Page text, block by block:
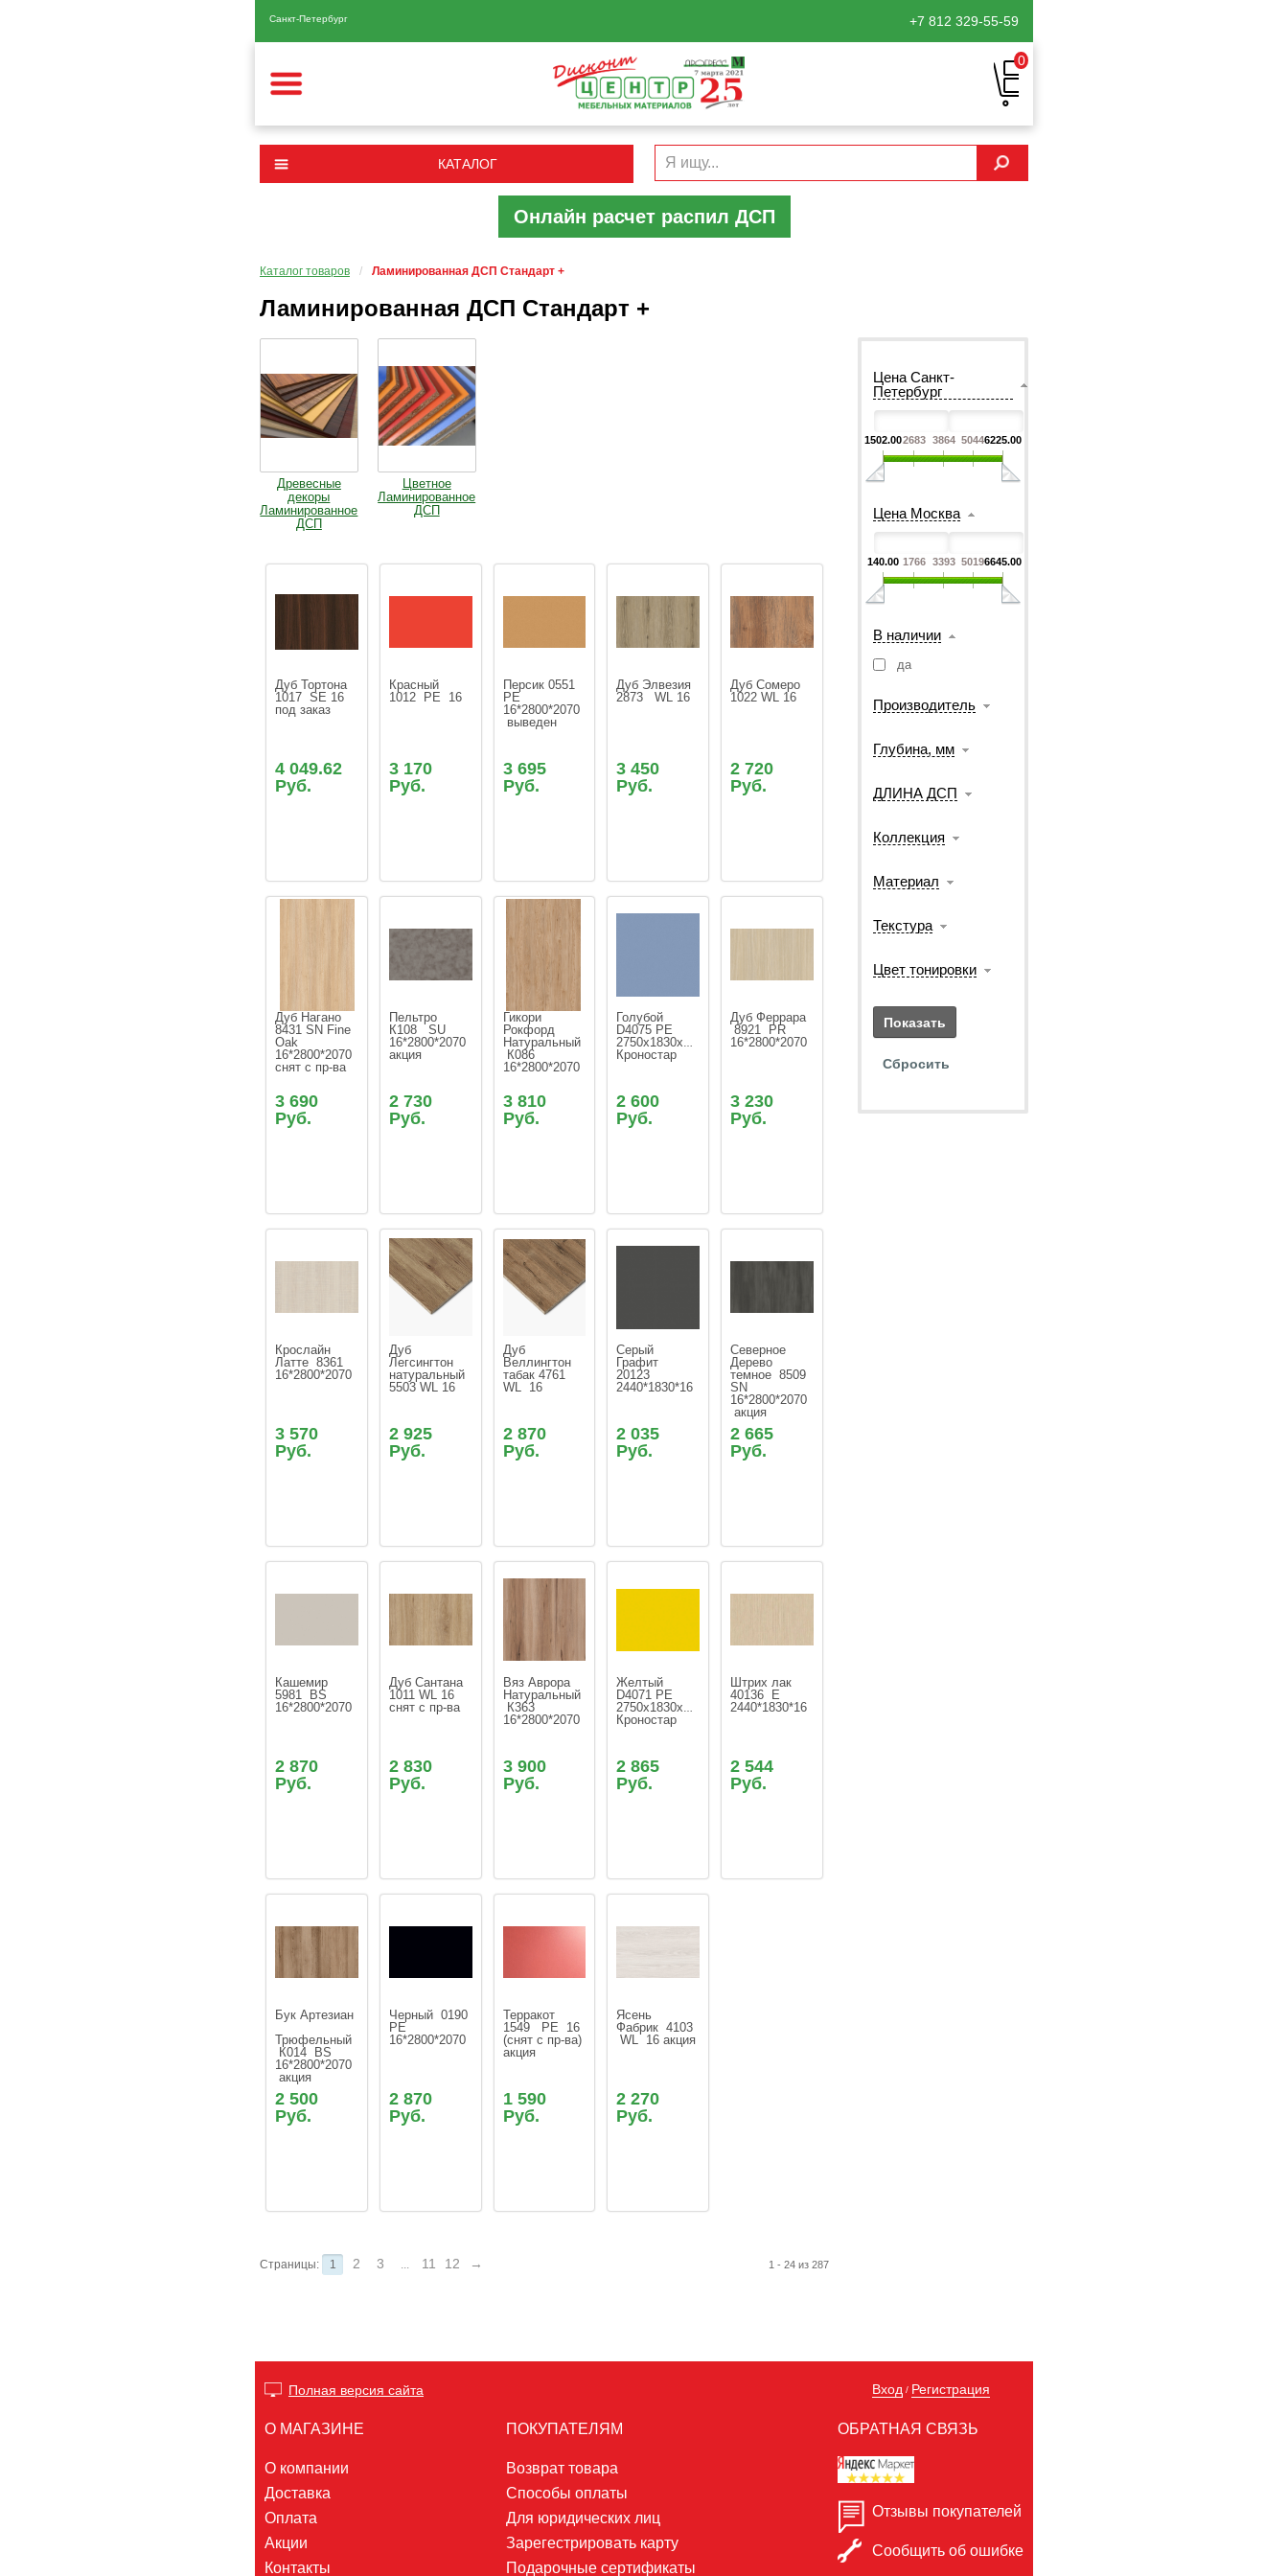
Санкт-Петербург +7 812 329-55-59
0
КАТАЛОГ
Онлайн расчет распил ДСП
Каталог товаров / Ламинированная ДСП Cтандарт +
Ламинированная ДСП Cтандарт +
Цена Санкт-
Петербург
1502.002683 3864 50446225.00
Цена Москва
140.00 1766 3393 50196645.00
В наличии
да
Производитель
Глубина, мм
ДЛИНА ДСП
Коллекция
Материал
Текстура
Цвет тонировки
Древесные
декоры
Ламинированное
ДСП
Цветное
Ламинированное
ДСП
Дуб Тортона
1017  SE 16
под заказ
4 049.62
Руб.
Красный
1012  РЕ  16
3 170
Руб.
Персик 0551
PE
16*2800*2070
выведен
3 695
Руб.
Дуб Элвезия
2873   WL 16
3 450
Руб.
Дуб Сомеро
1022 WL 16
2 720
Руб.
Дуб Нагано
8431 SN Fine
Oak
16*2800*2070
снят с пр-ва
3 690
Руб.
Пельтро
К108   SU
16*2800*2070
акция
2 730
Руб.
Гикори
Рокфорд
Натуральный
К086
16*2800*2070
3 810
Руб.
Голубой
D4075 PE
2750х1830х16
Кроностар
2 600
Руб.
Дуб Феррара
8921  PR
16*2800*2070
3 230
Руб.
Крослайн
Латте  8361
16*2800*2070
3 570
Руб.
Дуб
Легсингтон
натуральный
5503 WL 16
2 925
Руб.
Дуб
Веллингтон
табак 4761
WL  16
2 870
Руб.
Серый
Графит
20123
2440*1830*16
2 035
Руб.
Северное
Дерево
темное  8509
SN
16*2800*2070
акция
2 665
Руб.
Кашемир
5981  ВS
16*2800*2070
2 870
Руб.
Дуб Сантана
1011 WL 16
снят с пр-ва
2 830
Руб.
Вяз Аврора
Натуральный
К363
16*2800*2070
3 900
Руб.
Желтый
D4071 PE
2750х1830х16
Кроностар
2 865
Руб.
Штрих лак
40136  Е
2440*1830*16
2 544
Руб.
Бук Артезиан
Трюфельный
К014  ВS
16*2800*2070
акция
2 500
Руб.
Черный  0190
РЕ
16*2800*2070
2 870
Руб.
Терракот
1549   PЕ  16
(снят с пр-ва)
акция
1 590
Руб.
Ясень
Фабрик  4103
WL  16 акция
2 270
Руб.
1 - 24 из 287
Страницы: 1 2 3 ... 11 12 →
Полная версия сайта Вход / Регистрация
О МАГАЗИНЕ
О компании
Доставка
Оплата
Акции
Контакты
ПОКУПАТЕЛЯМ
Возврат товара
Способы оплаты
Для юридических лиц
Зарегестрировать карту
Подарочные сертификаты
ОБРАТНАЯ СВЯЗЬ
Отзывы покупателей
Сообщить об ошибке